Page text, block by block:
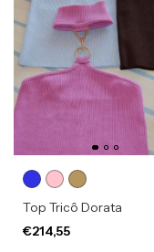
Top Tricô Dorata
€214,55